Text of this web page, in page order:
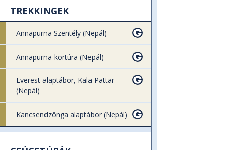
TREKKINGEK
Annapurna Szentély (Nepál)
Annapurna-körtúra (Nepál)
Everest alaptábor, Kala Pattar
(Nepál)
Kancsendzönga alaptábor (Nepál)